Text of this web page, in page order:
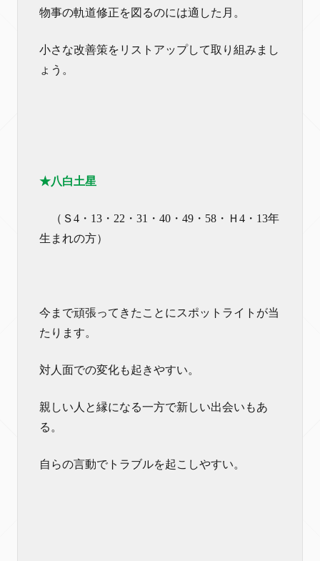
物事の軌道修正を図るのには適した月。
小さな改善策をリストアップして取り組みまし
ょう。
★八白土星
（Ｓ4・13・22・31・40・49・58・Ｈ4・13年
生まれの方）
今まで頑張ってきたことにスポットライトが当
たります。
対人面での変化も起きやすい。
親しい人と縁になる一方で新しい出会いもあ
る。
自らの言動でトラブルを起こしやすい。